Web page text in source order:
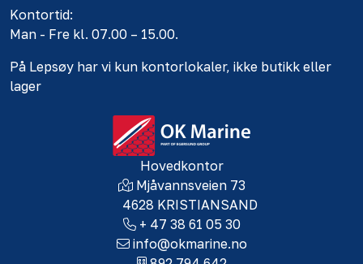
Kontortid:
Man - Fre kl. 07.00 – 15.00.
På Lepsøy har vi kun kontorlokaler, ikke butikk eller
lager
Hovedkontor
Mjåvannsveien 73
4628 KRISTIANSAND
+ 47 38 61 05 30
info@okmarine.no